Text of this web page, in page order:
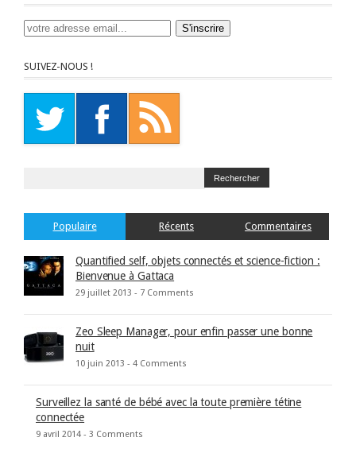
SUIVEZ-NOUS !
Populaire Récents Commentaires
Quantified self, objets connectés et science-fiction :
Bienvenue à Gattaca
29 juillet 2013 - 7 Comments
Zeo Sleep Manager, pour enfin passer une bonne
nuit
10 juin 2013 - 4 Comments
Surveillez la santé de bébé avec la toute première tétine
connectée
9 avril 2014 - 3 Comments